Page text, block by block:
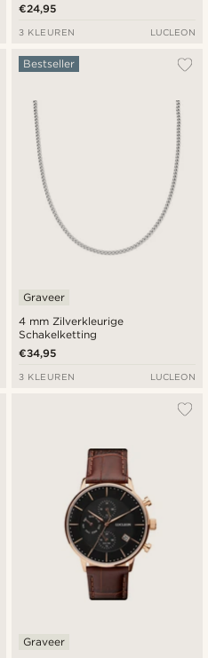
€24,95
3 KLEUREN LUCLEON
4 mm Zilverkleurige
Schakelketting
Bestseller
Graveer
€34,95
3 KLEUREN LUCLEON
Graveer